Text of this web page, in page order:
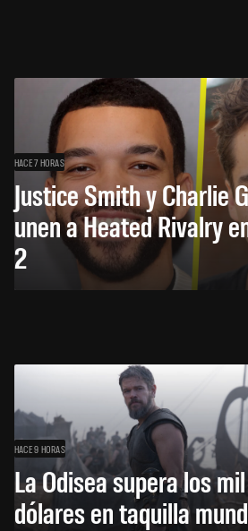
HACE 7 HORAS
Justice Smith y Charlie
unen a Heated Rivalry
2
HACE 9 HORAS
La Odisea supera los
dólares en taquilla